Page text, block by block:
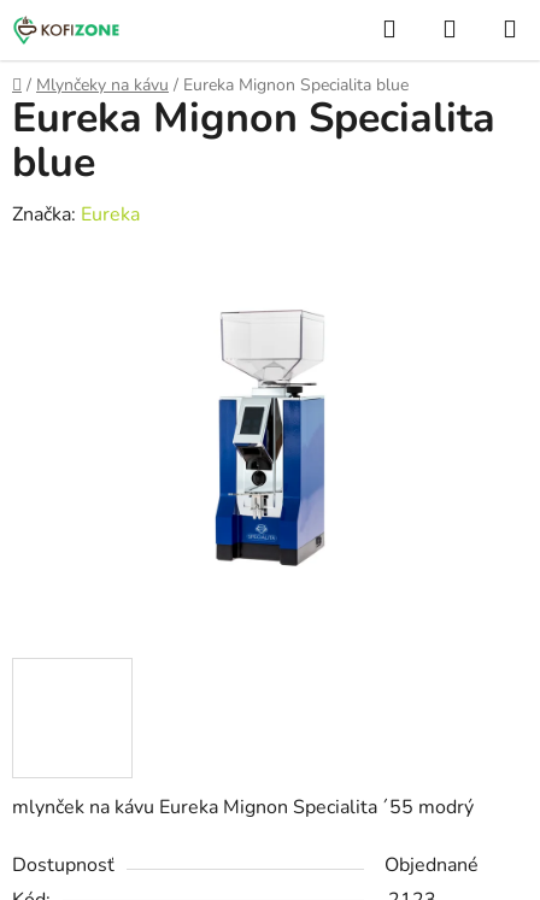
Prejsť
na
obsah
Hľadať
KOŠÍK
Domov
/ Mlynčeky na kávu / Eureka Mignon Specialita blue
mlynček na kávu Eureka Mignon Specialita ´55 modrý
Dostupnosť
Objednané
Eureka Mignon Specialita
blue
Značka: Eureka